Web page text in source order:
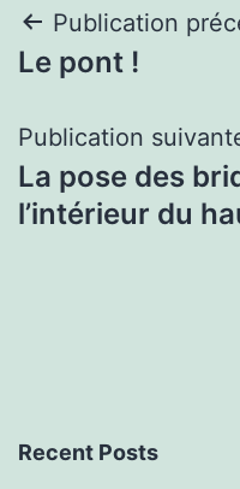
Navigation
de
l’article
Publication
Le pont !
Publication
La pose des
l’intérieur du
Recent Posts